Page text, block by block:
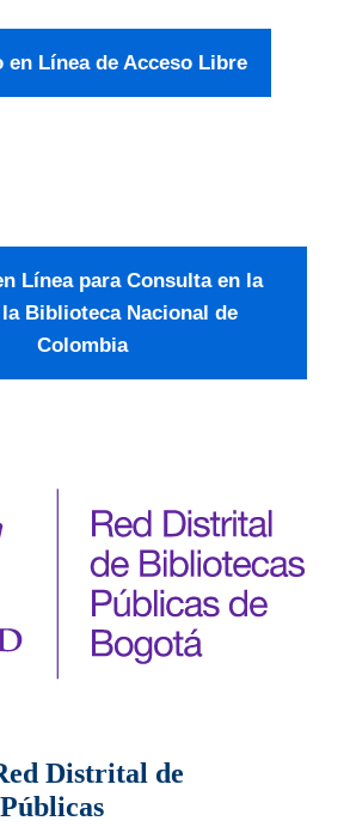
en Línea de Acceso Libre
Línea para Consulta en la
Biblioteca Nacional de
Colombia
Distrital de